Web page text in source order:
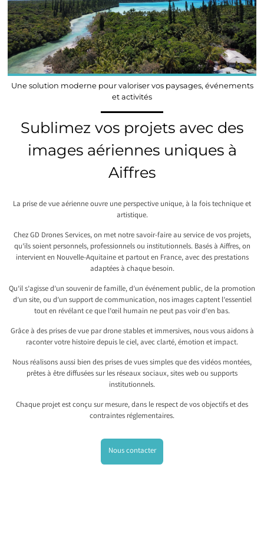
Une solution moderne pour valoriser vos paysages, événements
et activités
Sublimez vos projets avec des
images aériennes uniques à
Aiffres
La prise de vue aérienne ouvre une perspective unique, à la fois technique et
artistique.
Chez GD Drones Services, on met notre savoir-faire au service de vos projets,
qu’ils soient personnels, professionnels ou institutionnels. Basés à Aiffres, on
intervient en Nouvelle-Aquitaine et partout en France, avec des prestations
adaptées à chaque besoin.
Qu’il s’agisse d’un souvenir de famille, d’un événement public, de la promotion
d’un site, ou d’un support de communication, nos images captent l’essentiel
tout en révélant ce que l’œil humain ne peut pas voir d’en bas.
Grâce à des prises de vue par drone stables et immersives, nous vous aidons à
raconter votre histoire depuis le ciel, avec clarté, émotion et impact.
Nous réalisons aussi bien des prises de vues simples que des vidéos montées,
prêtes à être diffusées sur les réseaux sociaux, sites web ou supports
institutionnels.
Chaque projet est conçu sur mesure, dans le respect de vos objectifs et des
contraintes réglementaires.
Nous contacter